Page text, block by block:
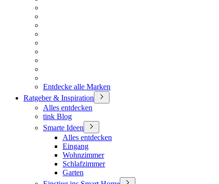
Entdecke alle Marken
Ratgeber & Inspiration
Alles entdecken
tink Blog
Smarte Ideen
Alles entdecken
Eingang
Wohnzimmer
Schlafzimmer
Garten